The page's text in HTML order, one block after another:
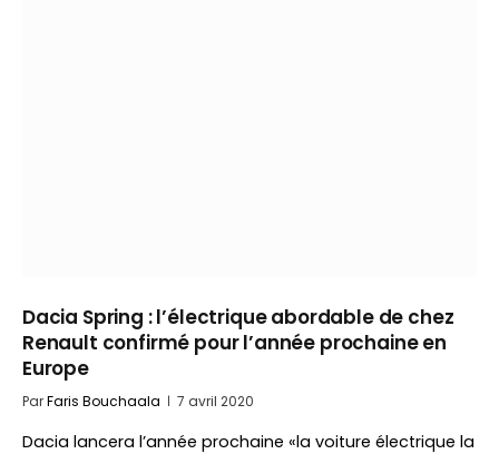
Dacia Spring : l’électrique abordable de chez
Renault confirmé pour l’année prochaine en
Europe
ParFaris Bouchaala 7 avril 2020
Dacia lancera l’année prochaine «la voiture électrique la